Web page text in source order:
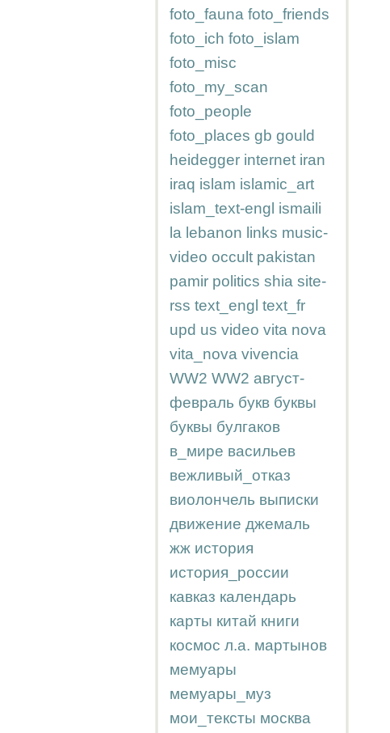
foto_fauna foto_friends
foto_ich foto_islam
foto_misc
foto_my_scan
foto_people
foto_places gb gould
heidegger internet iran
iraq islam islamic_art
islam_text-engl ismaili
la lebanon links music-
video occult pakistan
pamir politics shia site-
rss text_engl text_fr
upd us video vita nova
vita_nova vivencia
WW2 WW2 август-
февраль букв буквы
буквы булгаков
в_мире васильев
вежливый_отказ
виолончель выписки
движение джемаль
жж история
история_россии
кавказ календарь
карты китай книги
космос л.а. мартынов
мемуары
мемуары_муз
мои_тексты москва